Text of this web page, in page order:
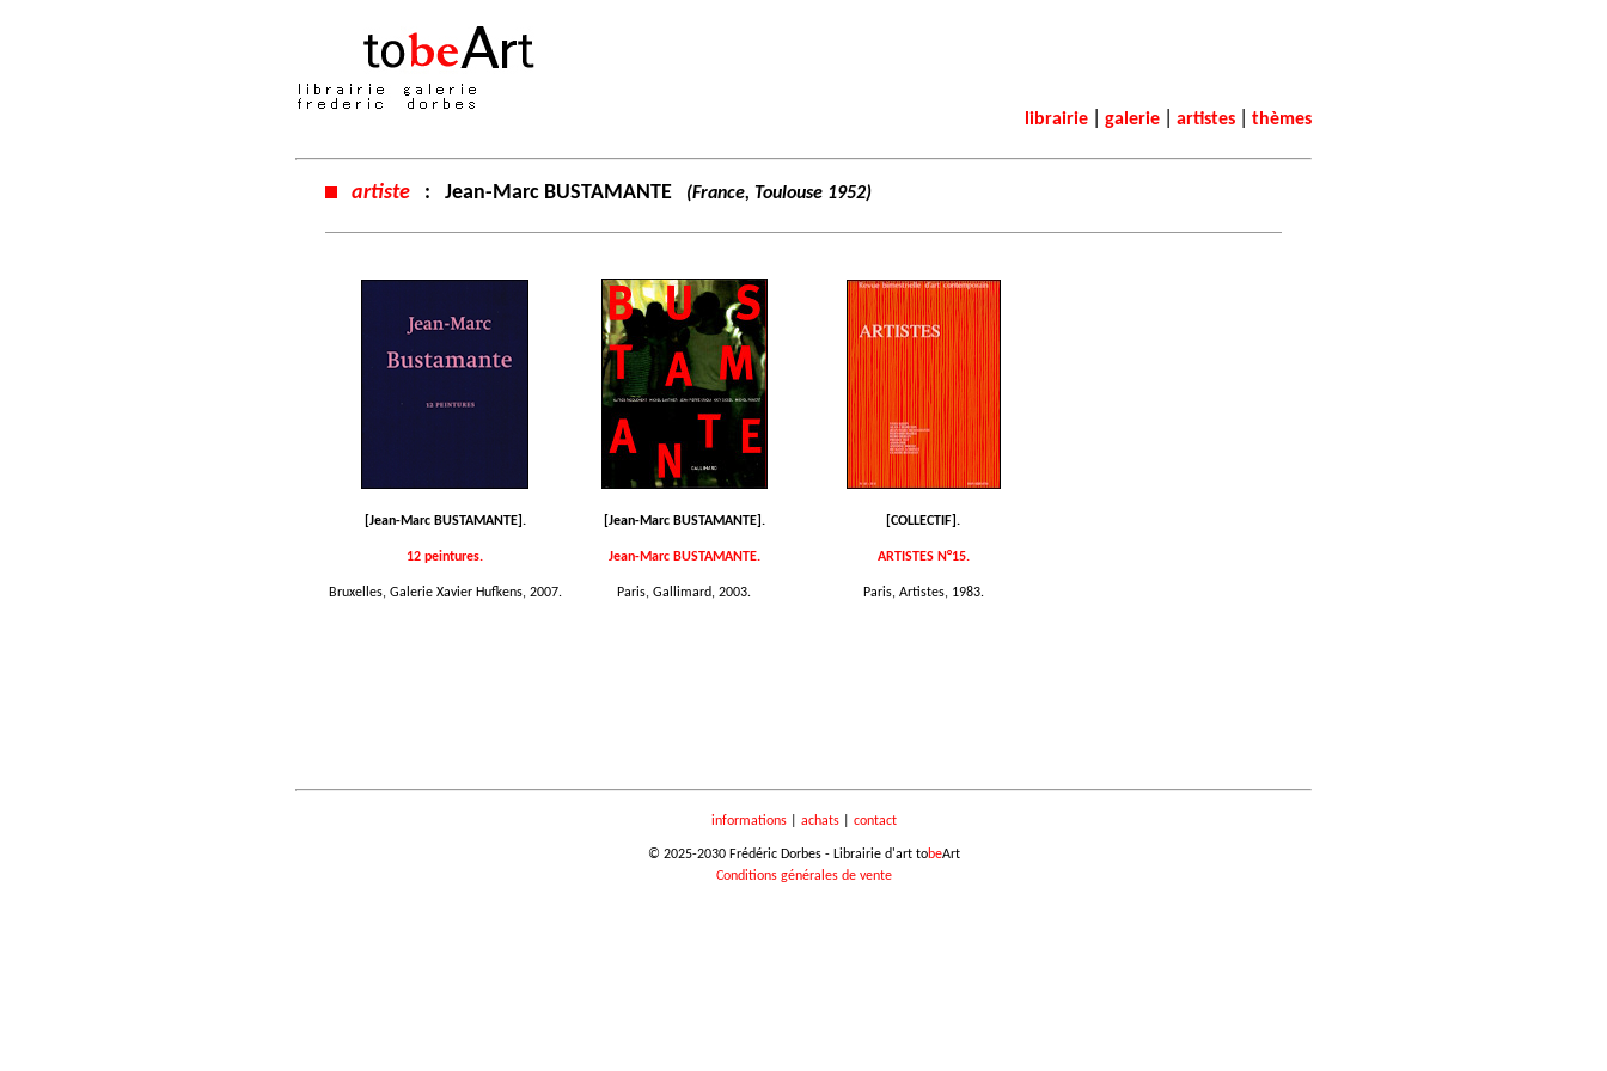
librairie galerie artistes thèmes
artiste : Jean-Marc BUSTAMANTE (France, Toulouse 1952)
[Jean-Marc BUSTAMANTE].
12 peintures.
Bruxelles, Galerie Xavier Hufkens, 2007.
[Jean-Marc BUSTAMANTE].
Jean-Marc BUSTAMANTE.
Paris, Gallimard, 2003.
[COLLECTIF].
ARTISTES N°15.
Paris, Artistes, 1983.
informations| achats| contact
© 2025-2030 Frédéric Dorbes - Librairie d'art tobeArt
Conditions générales de vente